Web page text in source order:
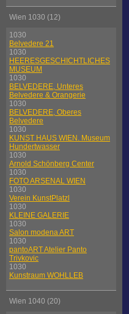
Wien 1030 (12)
1030
Belvedere 21
1030
HEERESGESCHICHTLICHES
MUSEUM
1030
BELVEDERE, Unteres
Belvedere & Orangerie
1030
BELVEDERE, Oberes
Belvedere
1030
KUNST HAUS WIEN. Museum
Hundertwasser
1030
Arnold Schönberg Center
1030
FOTO ARSENAL WIEN
1030
Verein KunstPlatzl
1030
KLEINE GALERIE
1030
Salon modena ART
1030
pantoART Atelier Panto
Trivkovic
1030
Kunstraum WOHLLEB
Wien 1040 (20)